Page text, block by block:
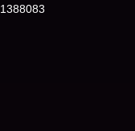
1388083